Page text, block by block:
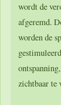
wordt de
afgeremd.
worden de
zichtbaar te